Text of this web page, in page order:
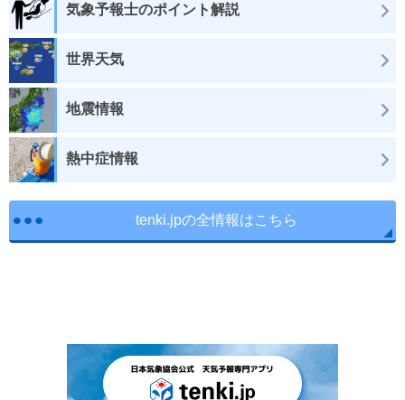
気象予報士のポイント解説
世界天気
地震情報
熱中症情報
tenki.jpの全情報はこちら